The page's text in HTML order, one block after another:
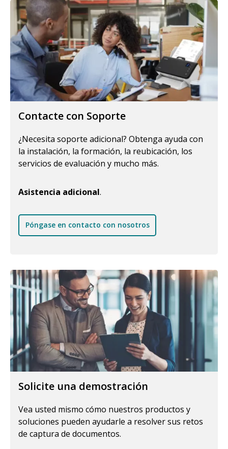
Contacte con Soporte
¿Necesita soporte adicional? Obtenga ayuda con
la instalación, la formación, la reubicación, los
servicios de evaluación y mucho más.
Asistencia adicional.
Póngase en contacto con nosotros
Solicite una demostración
Vea usted mismo cómo nuestros productos y
soluciones pueden ayudarle a resolver sus retos
de captura de documentos.